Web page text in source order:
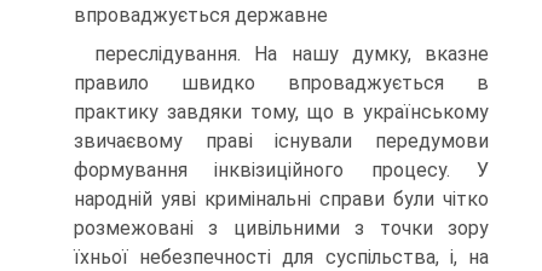
впроваджується державне
переслідування. На нашу думку, вказне
правило швидко впроваджується в
практику завдяки тому, що в українському
звичаєвому праві існували передумови
формування інквізиційного процесу. У
народній уяві кримінальні справи були чітко
розмежовані з цивільними з точки зору
їхньої небезпечності для суспільства, і, на